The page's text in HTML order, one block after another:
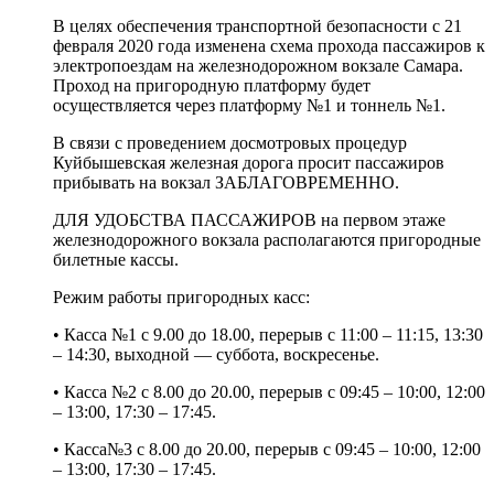
В целях обеспечения транспортной безопасности с 21
февраля 2020 года изменена схема прохода пассажиров к
электропоездам на железнодорожном вокзале Самара.
Проход на пригородную платформу будет
осуществляется через платформу №1 и тоннель №1.
В связи с проведением досмотровых процедур
Куйбышевская железная дорога просит пассажиров
прибывать на вокзал ЗАБЛАГОВРЕМЕННО.
ДЛЯ УДОБСТВА ПАССАЖИРОВ на первом этаже
железнодорожного вокзала располагаются пригородные
билетные кассы.
Режим работы пригородных касс:
• Касса №1 с 9.00 до 18.00, перерыв с 11:00 – 11:15, 13:30
– 14:30, выходной — суббота, воскресенье.
• Касса №2 с 8.00 до 20.00, перерыв с 09:45 – 10:00, 12:00
– 13:00, 17:30 – 17:45.
• Касса№3 с 8.00 до 20.00, перерыв с 09:45 – 10:00, 12:00
– 13:00, 17:30 – 17:45.